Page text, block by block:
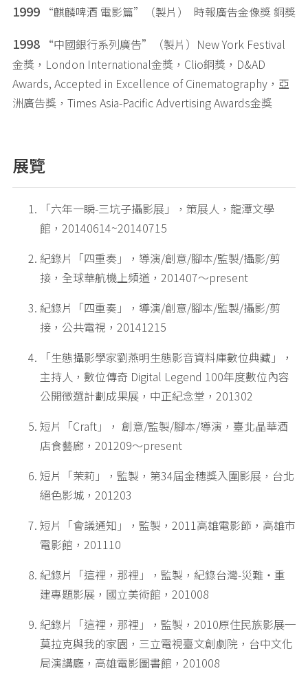
1999 “麒麟啤酒 電影篇”（製片） 時報廣告金像獎 銅獎
1998 “中國銀行系列廣告”（製片）New York Festival
金獎，London International金獎，Clio銅獎，D&AD
Awards, Accepted in Excellence of Cinematography，亞
洲廣告獎，Times Asia-Pacific Advertising Awards金獎
展覽
「六年一瞬-三坑子攝影展」，策展人，龍潭文學
館，20140614~20140715
紀錄片「四重奏」，導演/創意/腳本/監製/攝影/剪
接，全球華航機上頻道，201407～present
紀錄片「四重奏」，導演/創意/腳本/監製/攝影/剪
接，公共電視，20141215
「生態攝影學家劉燕明生態影音資料庫數位典藏」，
主持人，數位傳奇 Digital Legend 100年度數位內容
公開徵選計劃成果展，中正紀念堂，201302
短片「Craft」， 創意/監製/腳本/導演，臺北晶華酒
店食藝廊，201209～present
短片「茉莉」，監製，第34屆金穗獎入圍影展，台北
絕色影城，201203
短片「會議通知」，監製，2011高雄電影節，高雄市
電影館，201110
紀錄片「這裡，那裡」，監製，紀錄台灣-災難‧重
建專題影展，國立美術館，201008
紀錄片「這裡，那裡」，監製，2010原住民族影展─
莫拉克與我的家園，三立電視臺文創劇院，台中文化
局演講廳，高雄電影圖書館，201008